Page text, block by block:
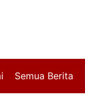
Semua Berita